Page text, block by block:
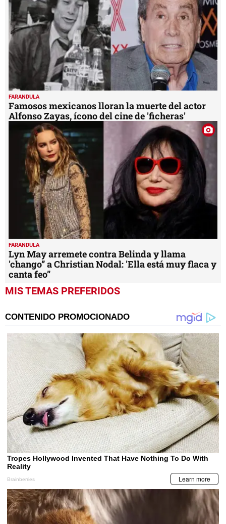
FARANDULA
Famosos mexicanos lloran la muerte del actor
Alfonso Zayas, ícono del cine de 'ficheras'
FARANDULA
Lyn May arremete contra Belinda y llama
'chango” a Christian Nodal: 'Ella está muy flaca y
canta feo”
MIS TEMAS PREFERIDOS